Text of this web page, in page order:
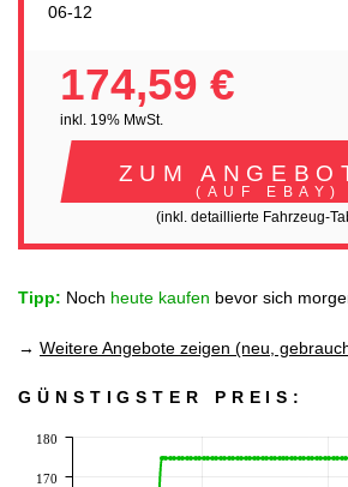
06-12
174,59 €
inkl. 19% MwSt.
ZUM
(AUF EBAY)
(inkl. detaillierte Fahrzeug-
Tipp: Noch heute kaufen bevor sich
→ Weitere Angebote zeigen (neu,
GÜNSTIGSTER PREIS:
170
180